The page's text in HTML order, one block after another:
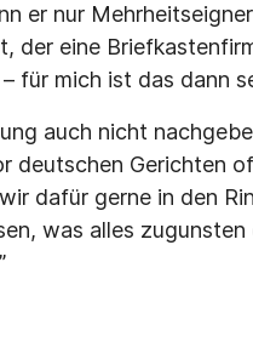
er nur
der eine
für mich ist das dann
auch nicht
deutschen Gerichten
dafür gerne in den
was alles zugunsten